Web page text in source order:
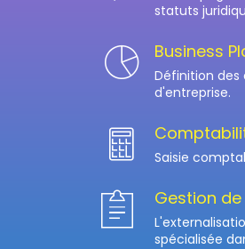
statuts
Business
Définition des
d'entreprise.
Saisie
Gestion
spécialisée